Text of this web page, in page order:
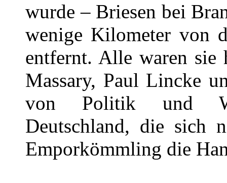
wurde – Briesen bei
wenige Kilometer von
entfernt. Alle waren
Massary, Paul Lincke
von Politik und
Deutschland, die sich
Emporkömmling die